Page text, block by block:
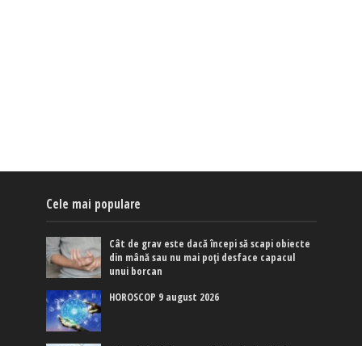
Cele mai populare
Cât de grav este dacă începi să scapi obiecte
din mână sau nu mai poți desface capacul
unui borcan
HOROSCOP 9 august 2026